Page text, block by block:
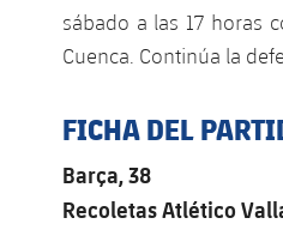
sábado a las 17 horas
Cuenca. Continúa la
FICHA DEL
Barça, 38
Recoletas Atlético